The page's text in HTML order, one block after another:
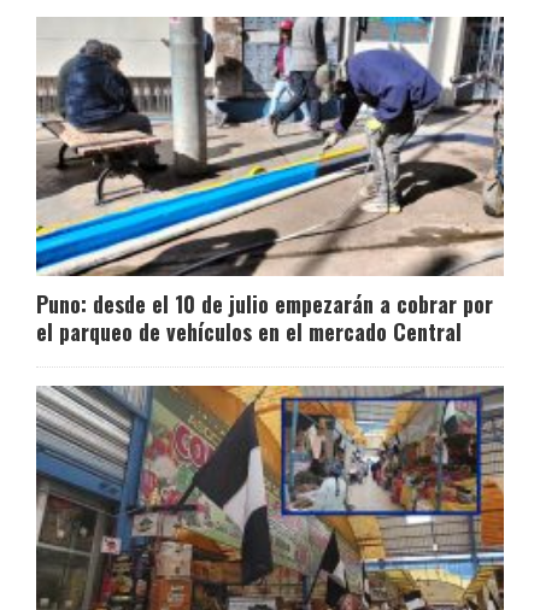
Puno: desde el 10 de julio empezarán a cobrar por
el parqueo de vehículos en el mercado Central